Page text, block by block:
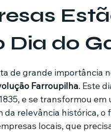
Educação
em alta Família
Dia do
de grande importância
Farroupilha. Este
e se transformou em
relevância histórica, o
locais, que